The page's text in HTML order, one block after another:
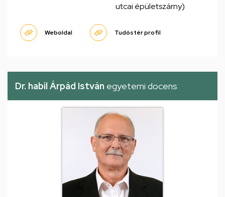
utcai épületszárny)
Weboldal Tudóstér profil
Dr. habil Árpád István egyetemi docens